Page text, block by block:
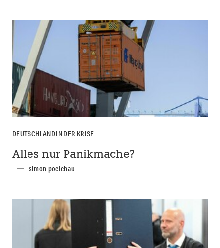
DEUTSCHLAND IN DER KRISE
Alles nur Panikmache?
simon poelchau